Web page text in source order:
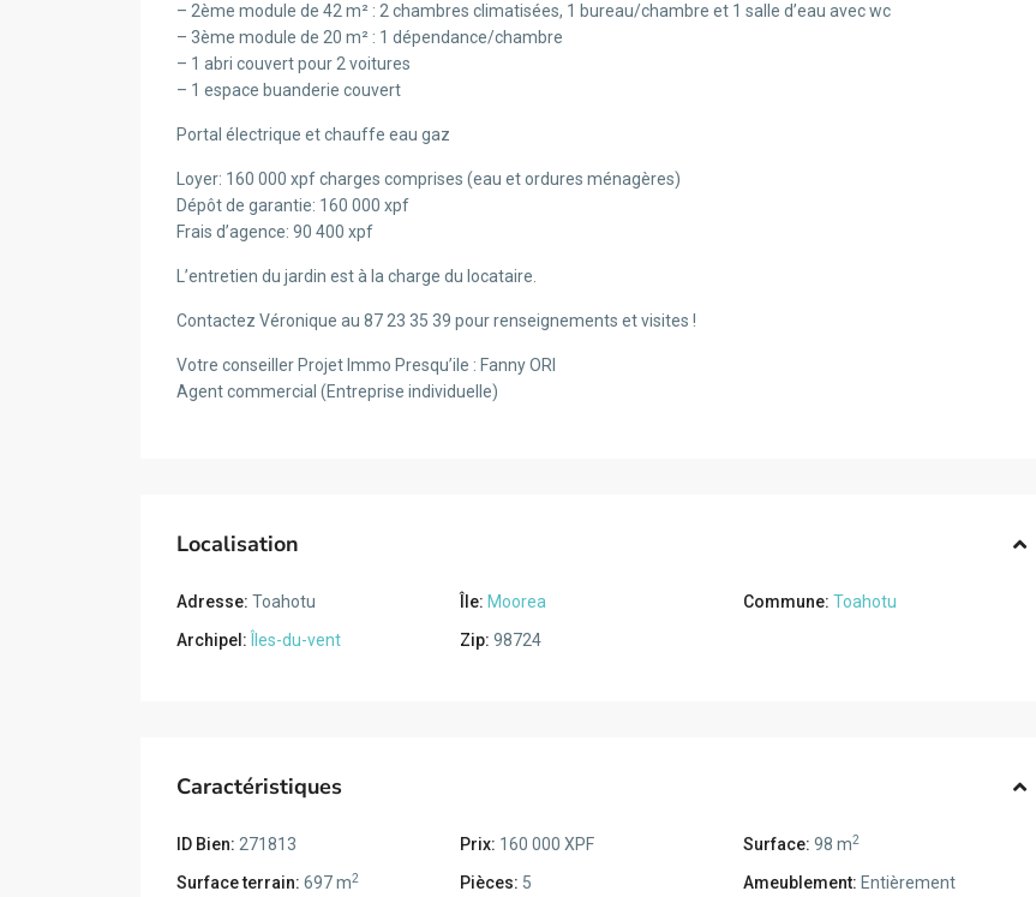
– 2ème module de 42 m² : 2 chambres climatisées, 1 bureau/chambre et 1 salle d’eau avec wc
– 3ème module de 20 m² : 1 dépendance/chambre
– 1 abri couvert pour 2 voitures
– 1 espace buanderie couvert
Portal électrique et chauffe eau gaz
Loyer: 160 000 xpf charges comprises (eau et ordures ménagères)
Dépôt de garantie: 160 000 xpf
Frais d’agence: 90 400 xpf
L’entretien du jardin est à la charge du locataire.
Contactez Véronique au 87 23 35 39 pour renseignements et visites !
Votre conseiller Projet Immo Presqu’ile : Fanny ORI
Agent commercial (Entreprise individuelle)
Localisation
Adresse: Toahotu Île: Moorea Commune: Toahotu
Archipel:
Îles-du-vent Zip: 98724
Caractéristiques
ID Bien: 271813 Prix: 160 000 XPF Surface: 98 m2
Surface terrain: 697 m2 Pièces: 5 Ameublement: Entièrement